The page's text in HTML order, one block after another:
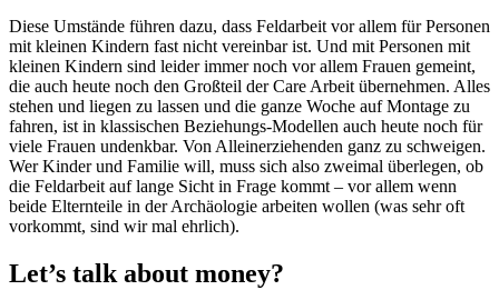
Diese Umstände führen dazu, dass Feldarbeit vor allem für Personen
mit kleinen Kindern fast nicht vereinbar ist. Und mit Personen mit
kleinen Kindern sind leider immer noch vor allem Frauen gemeint,
die auch heute noch den Großteil der Care Arbeit übernehmen. Alles
stehen und liegen zu lassen und die ganze Woche auf Montage zu
fahren, ist in klassischen Beziehungs-Modellen auch heute noch für
viele Frauen undenkbar. Von Alleinerziehenden ganz zu schweigen.
Wer Kinder und Familie will, muss sich also zweimal überlegen, ob
die Feldarbeit auf lange Sicht in Frage kommt – vor allem wenn
beide Elternteile in der Archäologie arbeiten wollen (was sehr oft
vorkommt, sind wir mal ehrlich).
Let’s talk about money?